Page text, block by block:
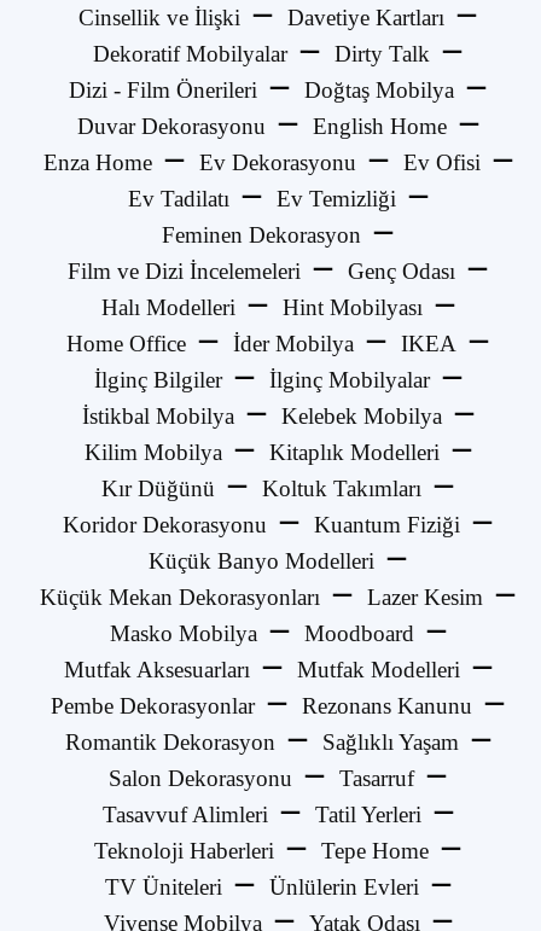
Cinsellik ve İlişki
Davetiye Kartları
Dekoratif Mobilyalar
Dirty Talk
Dizi - Film Önerileri
Doğtaş Mobilya
Duvar Dekorasyonu
English Home
Enza Home
Ev Dekorasyonu
Ev Ofisi
Ev Tadilatı
Ev Temizliği
Feminen Dekorasyon
Film ve Dizi İncelemeleri
Genç Odası
Halı Modelleri
Hint Mobilyası
Home Office
İder Mobilya
IKEA
İlginç Bilgiler
İlginç Mobilyalar
İstikbal Mobilya
Kelebek Mobilya
Kilim Mobilya
Kitaplık Modelleri
Kır Düğünü
Koltuk Takımları
Koridor Dekorasyonu
Kuantum Fiziği
Küçük Banyo Modelleri
Küçük Mekan Dekorasyonları
Lazer Kesim
Masko Mobilya
Moodboard
Mutfak Aksesuarları
Mutfak Modelleri
Pembe Dekorasyonlar
Rezonans Kanunu
Romantik Dekorasyon
Sağlıklı Yaşam
Salon Dekorasyonu
Tasarruf
Tasavvuf Alimleri
Tatil Yerleri
Teknoloji Haberleri
Tepe Home
TV Üniteleri
Ünlülerin Evleri
Vivense Mobilya
Yatak Odası